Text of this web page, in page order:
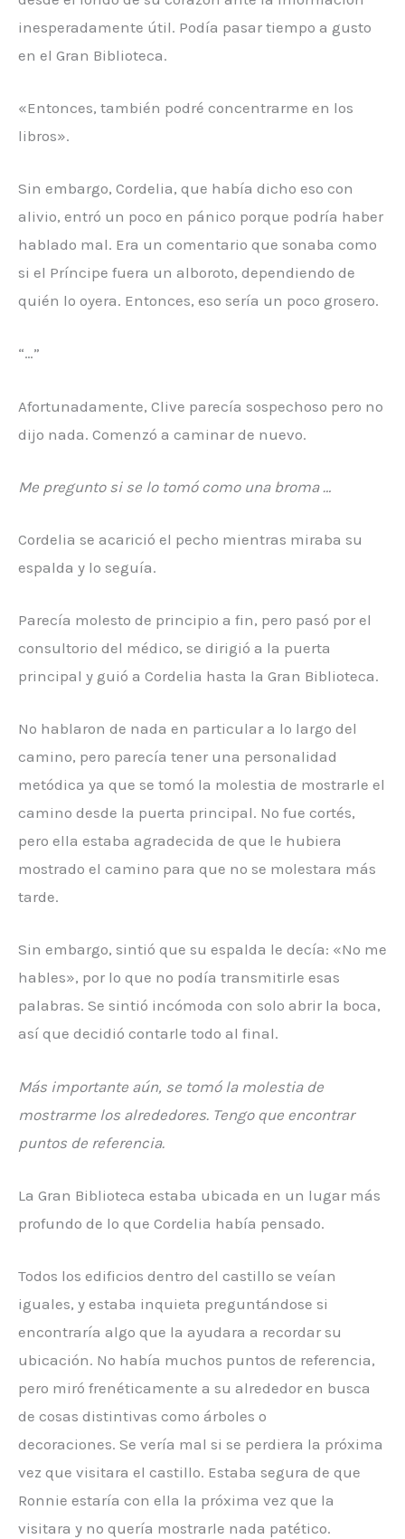
inesperadamente útil. Podía pasar tiempo a gusto
en el Gran Biblioteca.
«Entonces, también podré concentrarme en los
libros».
Sin embargo, Cordelia, que había dicho eso con
alivio, entró un poco en pánico porque podría haber
hablado mal. Era un comentario que sonaba como
si el Príncipe fuera un alboroto, dependiendo de
quién lo oyera. Entonces, eso sería un poco grosero.
“…”
Afortunadamente, Clive parecía sospechoso pero no
dijo nada. Comenzó a caminar de nuevo.
Me pregunto si se lo tomó como una broma …
Cordelia se acarició el pecho mientras miraba su
espalda y lo seguía.
Parecía molesto de principio a fin, pero pasó por el
consultorio del médico, se dirigió a la puerta
principal y guió a Cordelia hasta la Gran Biblioteca.
No hablaron de nada en particular a lo largo del
camino, pero parecía tener una personalidad
metódica ya que se tomó la molestia de mostrarle el
camino desde la puerta principal. No fue cortés,
pero ella estaba agradecida de que le hubiera
mostrado el camino para que no se molestara más
tarde.
Sin embargo, sintió que su espalda le decía: «No me
hables», por lo que no podía transmitirle esas
palabras. Se sintió incómoda con solo abrir la boca,
así que decidió contarle todo al final.
Más importante aún, se tomó la molestia de
mostrarme los alrededores. Tengo que encontrar
puntos de referencia.
La Gran Biblioteca estaba ubicada en un lugar más
profundo de lo que Cordelia había pensado.
Todos los edificios dentro del castillo se veían
iguales, y estaba inquieta preguntándose si
encontraría algo que la ayudara a recordar su
ubicación. No había muchos puntos de referencia,
pero miró frenéticamente a su alrededor en busca
de cosas distintivas como árboles o
decoraciones. Se vería mal si se perdiera la próxima
vez que visitara el castillo. Estaba segura de que
Ronnie estaría con ella la próxima vez que la
visitara y no quería mostrarle nada patético.